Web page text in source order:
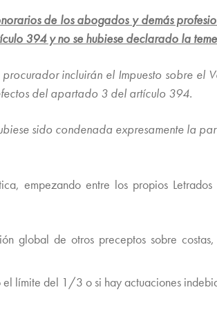
de los abogados y demás
394 y no se hubiese declarado la
incluirán el Impuesto sobre
del apartado 3 del artículo 394.
sido condenada expresamente la
empezando entre los propios
global de otros preceptos sobre
límite del 1/3 o si hay actuaciones